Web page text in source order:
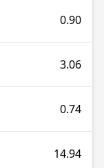
0.90
3.06
0.74
14.94